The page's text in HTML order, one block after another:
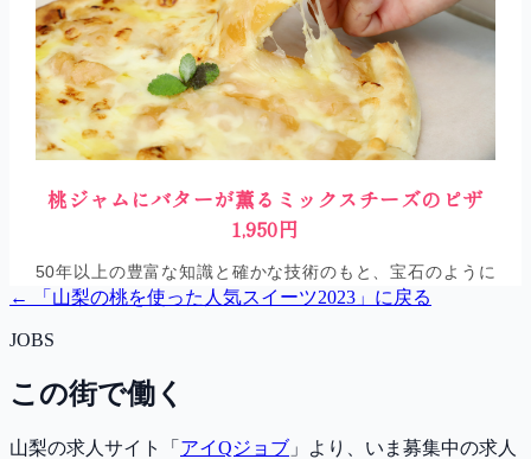
← 「 山梨の桃を使った人気スイーツ2023 」に戻る
JOBS
この街で働く
山梨の求人サイト「 アイQジョブ 」より、いま募集中の求人